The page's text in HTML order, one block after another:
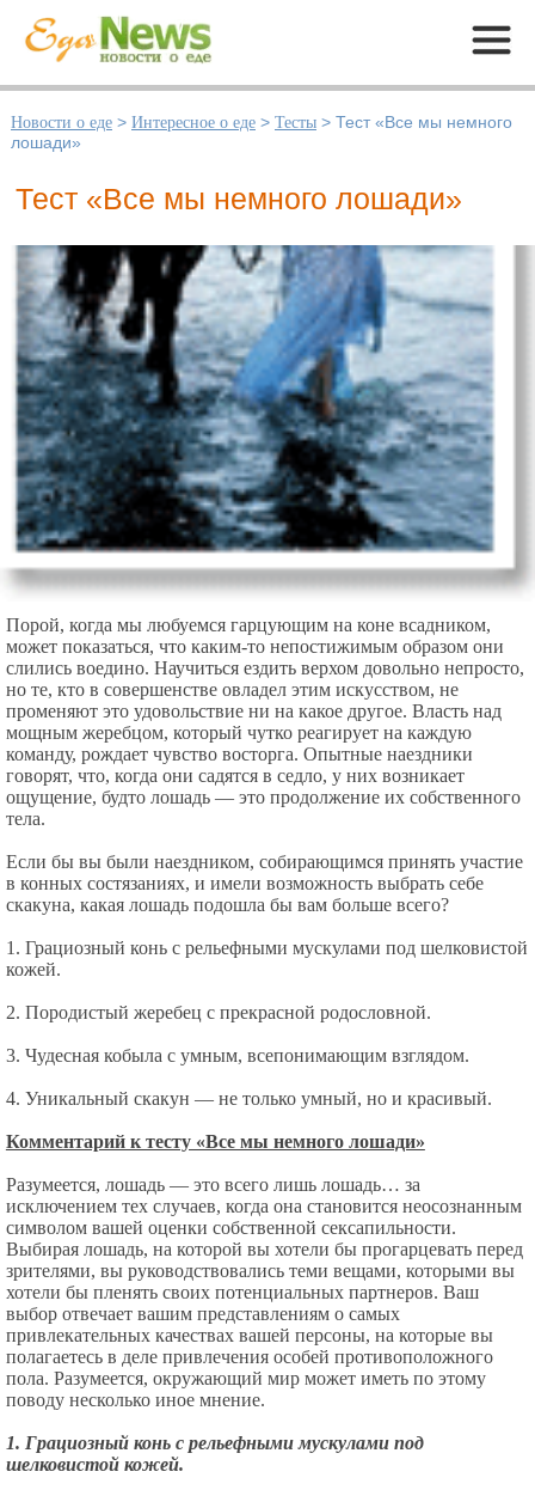
Меню
Новости о еде > Интересное о еде > Тесты > Тест «Все мы немного
лошади»
Тест «Все мы немного лошади»
Порой, когда мы любуемся гарцующим на коне всадником,
может показаться, что каким-то непостижимым образом они
слились воедино. Научиться ездить верхом довольно непросто,
но те, кто в совершенстве овладел этим искусством, не
променяют это удовольствие ни на какое другое. Власть над
мощным жеребцом, который чутко реагирует на каждую
команду, рождает чувство восторга. Опытные наездники
говорят, что, когда они садятся в седло, у них возникает
ощущение, будто лошадь — это продолжение их собственного
тела.
Если бы вы были наездником, собирающимся принять участие
в конных состязаниях, и имели возможность выбрать себе
скакуна, какая лошадь подошла бы вам больше всего?
1. Грациозный конь с рельефными мускулами под шелковистой
кожей.
2. Породистый жеребец с прекрасной родословной.
3. Чудесная кобыла с умным, всепонимающим взглядом.
4. Уникальный скакун — не только умный, но и красивый.
Комментарий к тесту «Все мы немного лошади»
Разумеется, лошадь — это всего лишь лошадь… за
исключением тех случаев, когда она становится неосознанным
символом вашей оценки собственной сексапильности.
Выбирая лошадь, на которой вы хотели бы прогарцевать перед
зрителями, вы руководствовались теми вещами, которыми вы
хотели бы пленять своих потенциальных партнеров. Ваш
выбор отвечает вашим представлениям о самых
привлекательных качествах вашей персоны, на которые вы
полагаетесь в деле привлечения особей противоположного
пола. Разумеется, окружающий мир может иметь по этому
поводу несколько иное мнение.
1. Грациозный конь с рельефными мускулами под
шелковистой кожей.